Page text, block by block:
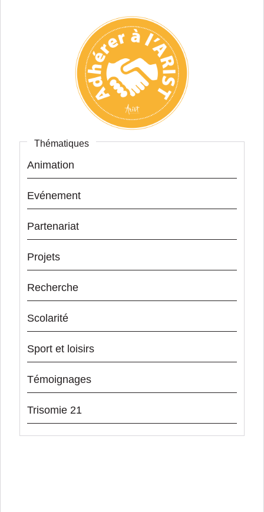
Thématiques
Animation
Evénement
Partenariat
Projets
Recherche
Scolarité
Sport et loisirs
Témoignages
Trisomie 21